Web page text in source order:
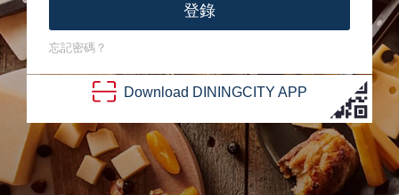
登錄
忘記密碼？
Download DININGCITY APP